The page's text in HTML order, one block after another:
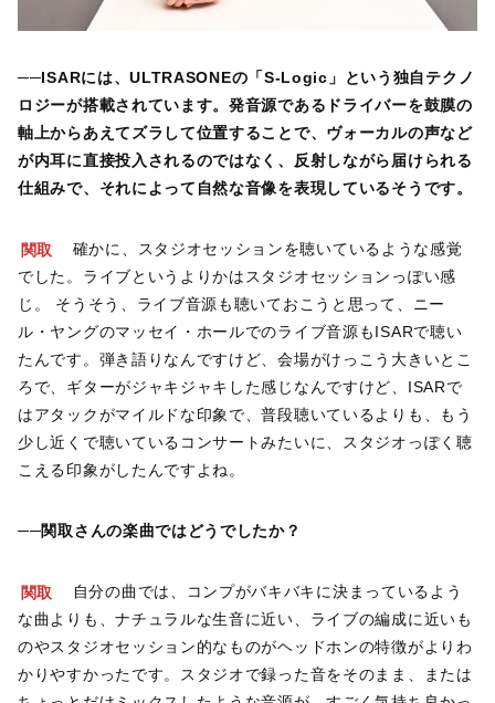
──ISARには、ULTRASONEの「S-Logic」という独自テクノ
ロジーが搭載されています。発音源であるドライバーを鼓膜の
軸上からあえてズラして位置することで、ヴォーカルの声など
が内耳に直接投入されるのではなく、反射しながら届けられる
仕組みで、それによって自然な音像を表現しているそうです。
関取
確かに、スタジオセッションを聴いているような感覚
でした。ライブというよりかはスタジオセッションっぽい感
じ。 そうそう、ライブ音源も聴いておこうと思って、ニー
ル・ヤングのマッセイ・ホールでのライブ音源もISARで聴い
たんです。弾き語りなんですけど、会場がけっこう大きいとこ
ろで、ギターがジャキジャキした感じなんですけど、ISARで
はアタックがマイルドな印象で、普段聴いているよりも、もう
少し近くで聴いているコンサートみたいに、スタジオっぽく聴
こえる印象がしたんですよね。
──関取さんの楽曲ではどうでしたか？
関取
自分の曲では、コンプがバキバキに決まっているよう
な曲よりも、ナチュラルな生音に近い、ライブの編成に近いも
のやスタジオセッション的なものがヘッドホンの特徴がよりわ
かりやすかったです。スタジオで録った音をそのまま、または